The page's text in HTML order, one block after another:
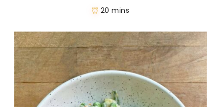
20 mins